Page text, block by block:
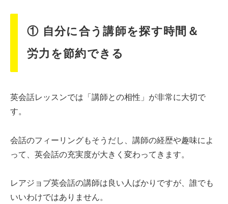
① 自分に合う講師を探す時間＆
労力を節約できる
英会話レッスンでは「講師との相性」が非常に大切で
す。
会話のフィーリングもそうだし、講師の経歴や趣味によ
って、英会話の充実度が大きく変わってきます。
レアジョブ英会話の講師は良い人ばかりですが、誰でも
いいわけではありません。